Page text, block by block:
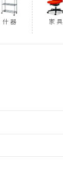
什 器 家 具